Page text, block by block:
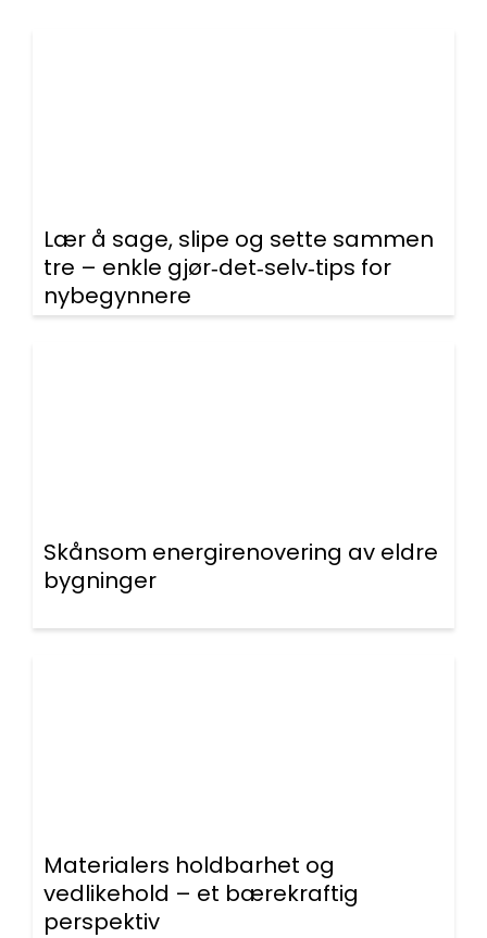
Lær å sage, slipe og sette sammen
tre – enkle gjør‑det‑selv‑tips for
nybegynnere
Skånsom energirenovering av eldre
bygninger
Materialers holdbarhet og
vedlikehold – et bærekraftig
perspektiv